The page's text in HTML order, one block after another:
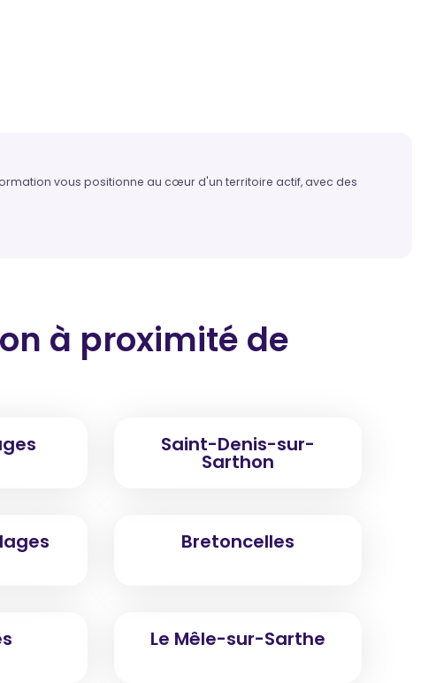
vous positionne au cœur d'un territoire actif, avec des
à proximité de
Saint-Denis-sur-
Sarthon
Bretoncelles
Le Mêle-sur-Sarthe